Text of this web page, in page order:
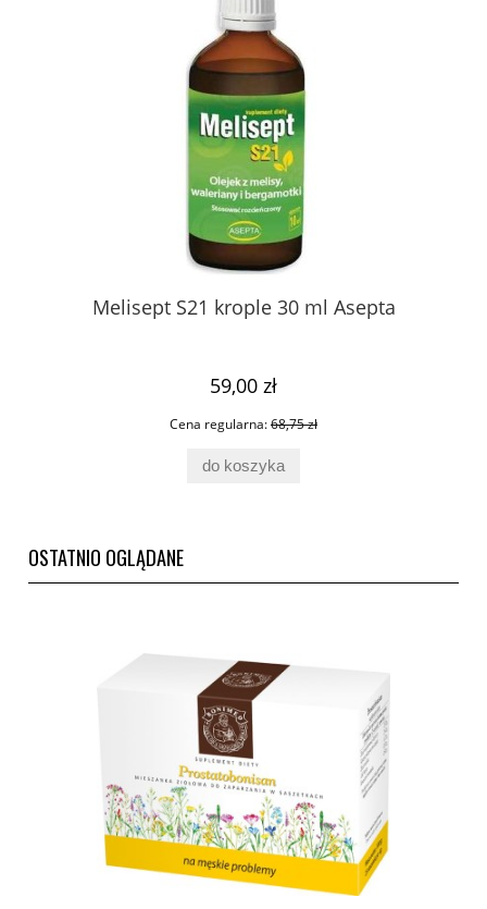
Melisept S21 krople 30 ml Asepta
59,00 zł
Cena regularna:68,75 zł
do koszyka
OSTATNIO OGLĄDANE